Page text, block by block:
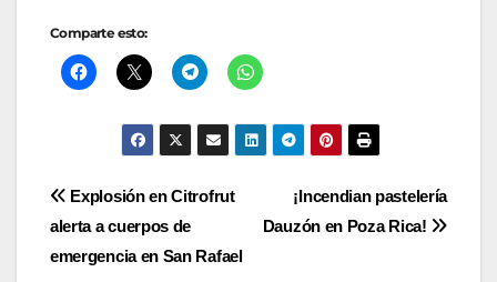
Comparte esto:
Navegación
de
¡Incendian pastelería
Dauzón en Poza Rica!
Explosión en Citrofrut
alerta a cuerpos de
emergencia en San Rafael